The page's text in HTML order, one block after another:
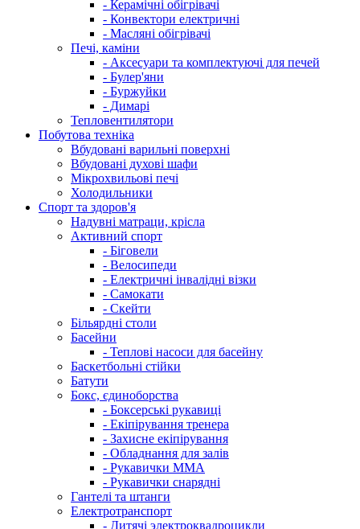
- Керамічні обігрівачі
- Конвектори електричні
- Масляні обігрівачі
Печі, каміни
- Аксесуари та комплектуючі для печей
- Булер'яни
- Буржуйки
- Димарі
Тепловентилятори
Побутова техніка
Вбудовані варильні поверхні
Вбудовані духові шафи
Мікрохвильові печі
Холодильники
Спорт та здоров'я
Надувні матраци, крісла
Активний спорт
- Біговели
- Велосипеди
- Електричні інвалідні візки
- Самокати
- Скейти
Більярдні столи
Басейни
- Теплові насоси для басейну
Баскетбольні стійки
Батути
Бокс, єдиноборства
- Боксерські рукавиці
- Екіпірування тренера
- Захисне екіпірування
- Обладнання для залів
- Рукавички ММА
- Рукавички снарядні
Гантелі та штанги
Електротранспорт
- Дитячі электроквадроцикли